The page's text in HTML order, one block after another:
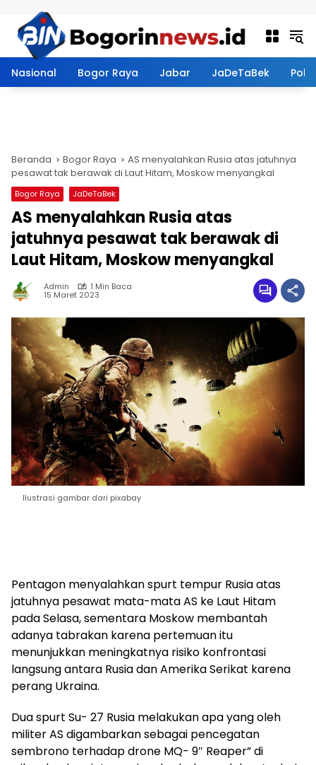
Nasional Bogor Raya Jabar JaDeTaBek
Beranda Bogor Raya
AS menyalahkan Rusia atas jatuhnya
pesawat tak berawak di Laut Hitam, Moskow menyangkal
Bogor Raya JaDeTaBek
AS menyalahkan Rusia atas
jatuhnya pesawat tak berawak di
Laut Hitam, Moskow menyangkal
Admin 1 Min Baca
15 Maret 2023
Ilustrasi gambar dari pixabay
Pentagon menyalahkan spurt tempur Rusia atas
jatuhnya pesawat mata-mata AS ke Laut Hitam
pada Selasa, sementara Moskow membantah
adanya tabrakan karena pertemuan itu
menunjukkan meningkatnya risiko konfrontasi
langsung antara Rusia dan Amerika Serikat karena
perang Ukraina.
Dua spurt Su- 27 Rusia melakukan apa yang oleh
militer AS digambarkan sebagai pencegatan
sembrono terhadap drone MQ- 9″ Reaper” di